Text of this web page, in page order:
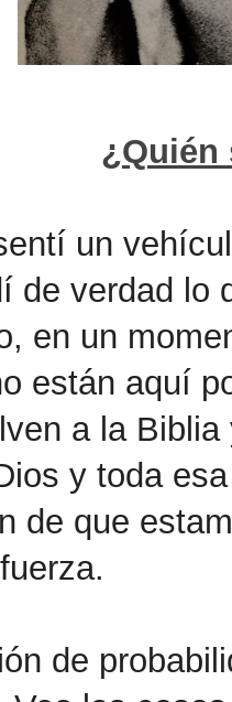
¿Quién
un
de verdad lo
en un
están aquí
a la
y toda
de que
de